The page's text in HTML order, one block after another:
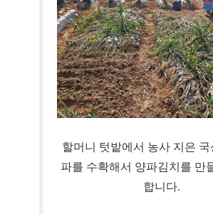
할머니 텃밭에서 농사 지은 국
파를 수확해서 양파김치를 만
합니다.